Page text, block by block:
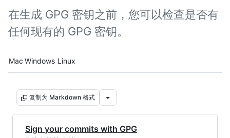
在生成 GPG 密钥之前，您可以检查是否有
任何现有的 GPG 密钥。
Platform navigation
Mac Windows Linux
复制为 Markdown 格式
Sign your commits with GPG